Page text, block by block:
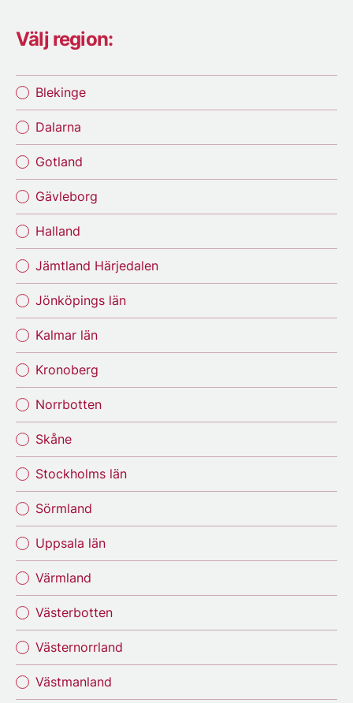
Välj region:
Blekinge
Dalarna
Gotland
Gävleborg
Halland
Jämtland Härjedalen
Jönköpings län
Kalmar län
Kronoberg
Norrbotten
Skåne
Stockholms län
Sörmland
Uppsala län
Värmland
Västerbotten
Västernorrland
Västmanland